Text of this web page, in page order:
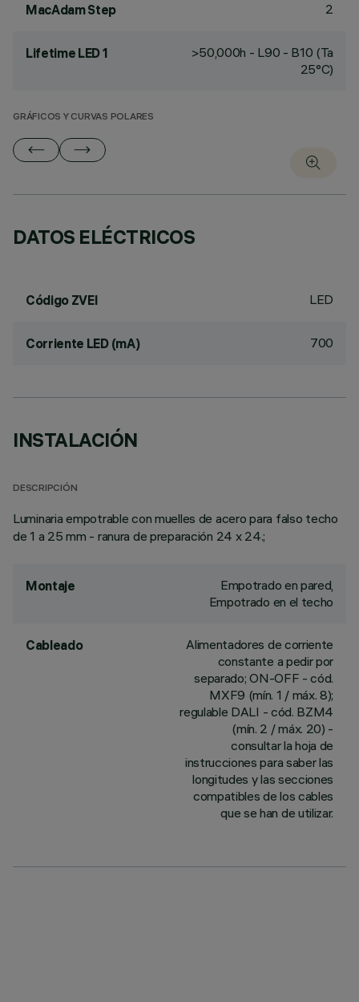
MacAdam Step 2
Lifetime LED 1
>50,000h - L90 - B10 (Ta
25°C)
GRÁFICOS Y CURVAS POLARES
DATOS ELÉCTRICOS
Código ZVEI LED
Corriente LED (mA) 700
INSTALACIÓN
DESCRIPCIÓN
Luminaria empotrable con muelles de acero para falso techo
de 1 a 25 mm - ranura de preparación 24 x 24.;
Montaje
Empotrado en pared,
Empotrado en el techo
Cableado
Alimentadores de corriente
constante a pedir por
separado; ON-OFF - cód.
MXF9 (mín. 1 / máx. 8);
regulable DALI - cód. BZM4
(mín. 2 / máx. 20) -
consultar la hoja de
instrucciones para saber las
longitudes y las secciones
compatibles de los cables
que se han de utilizar.